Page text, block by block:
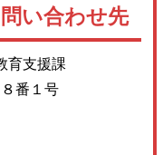
い合わせ先
育支援課
番１号